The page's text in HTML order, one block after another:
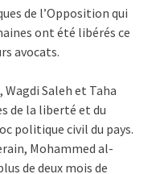
de l’Opposition qui
ont été libérés ce
avocats.
Saleh et Taha
de la liberté et du
politique civil du pays.
Mohammed al-
de deux mois de